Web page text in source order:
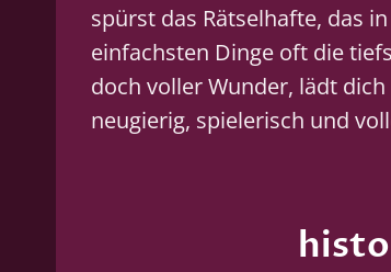
spürst das Rätselhafte, das
einfachsten Dinge oft die
doch voller Wunder, lädt
neugierig, spielerisch und